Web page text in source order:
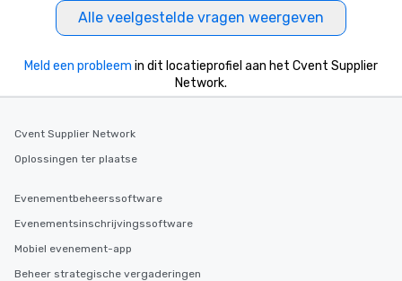
Alle veelgestelde vragen weergeven
Meld een probleem in dit locatieprofiel aan het Cvent Supplier
Network.
Cvent Supplier Network
Oplossingen ter plaatse
Evenementbeheerssoftware
Evenementsinschrijvingssoftware
Mobiel evenement-app
Beheer strategische vergaderingen